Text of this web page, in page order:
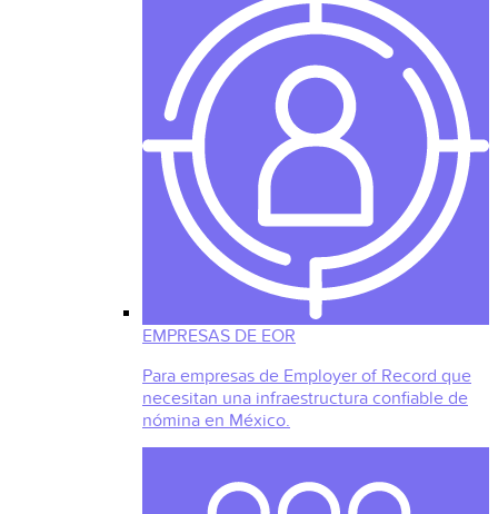
EMPRESAS DE EOR
Para empresas de Employer of Record que
necesitan una infraestructura confiable de
nómina en México.